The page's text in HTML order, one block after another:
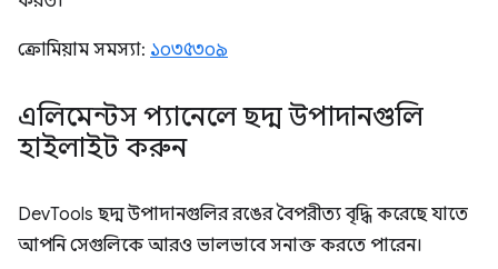
ক্রোমিয়াম সমস্যা: ১০৩৫৩০৯
এলিমেন্টস প্যানেলে ছদ্ম উপাদানগুলি
হাইলাইট করুন
DevTools ছদ্ম উপাদানগুলির রঙের বৈপরীত্য বৃদ্ধি করেছে যাতে
আপনি সেগুলিকে আরও ভালভাবে সনাক্ত করতে পারেন।